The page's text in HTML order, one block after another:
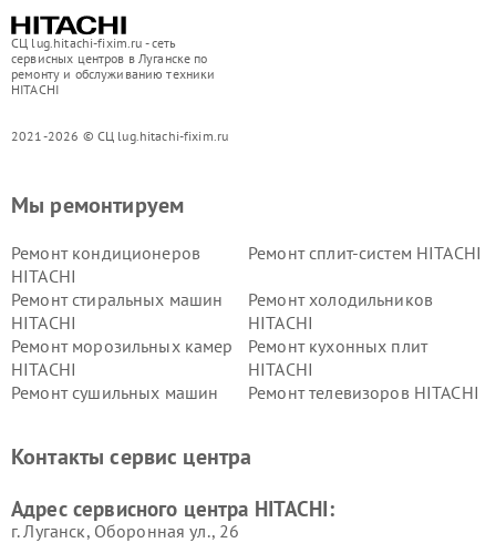
СЦ lug.hitachi-fixim.ru - сеть
сервисных центров в Луганске по
ремонту и обслуживанию техники
HITACHI
2021-2026 © СЦ lug.hitachi-fixim.ru
Мы ремонтируем
Ремонт кондиционеров
HITACHI
Ремонт сплит-систем HITACHI
Ремонт стиральных машин
HITACHI
Ремонт холодильников
HITACHI
Ремонт морозильных камер
HITACHI
Ремонт кухонных плит
HITACHI
Ремонт сушильных машин
Ремонт телевизоров HITACHI
данных HITACHI
HITACHI
HITACHI
HITACHI
Контакты сервис центра
Адрес сервисного центра HITACHI:
г. Луганск, Оборонная ул., 26